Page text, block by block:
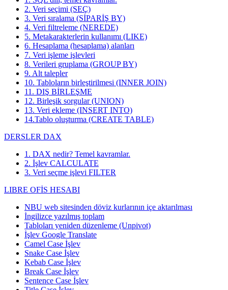
2. Veri seçimi (SEÇ)
3. Veri sıralama (SİPARİŞ BY)
4. Veri filtreleme (NEREDE)
5. Metakarakterlerin kullanımı (LIKE)
6. Hesaplama (hesaplama) alanları
7. Veri işleme işlevleri
8. Verileri gruplama (GROUP BY)
9. Alt talepler
10. Tabloların birleştirilmesi (INNER JOIN)
11. DIŞ BİRLEŞME
12. Birleşik sorgular (UNION)
13. Veri ekleme (INSERT INTO)
14.Tablo oluşturma (CREATE TABLE)
DERSLER DAX
1. DAX nedir? Temel kavramlar.
2. İşlev CALCULATE
3. Veri seçme işlevi FILTER
LIBRE OFİS HESABI
NBU web sitesinden döviz kurlarının içe aktarılması
İngilizce yazılmış toplam
Tabloları yeniden düzenleme (Unpivot)
İşlev Google Translate
Camel Case İşlev
Snake Case İşlev
Kebab Case İşlev
Break Case İşlev
Sentence Case İşlev